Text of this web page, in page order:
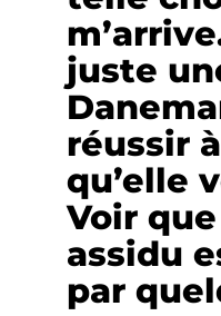
juste
réussir
qu’elle
Voir
assidu
par